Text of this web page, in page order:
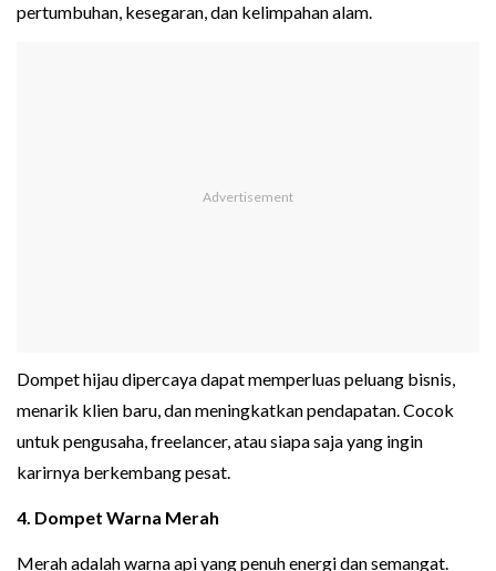
pertumbuhan, kesegaran, dan kelimpahan alam.
Dompet hijau dipercaya dapat memperluas peluang bisnis,
menarik klien baru, dan meningkatkan pendapatan. Cocok
untuk pengusaha, freelancer, atau siapa saja yang ingin
karirnya berkembang pesat.
4. Dompet Warna Merah
Merah adalah warna api yang penuh energi dan semangat.